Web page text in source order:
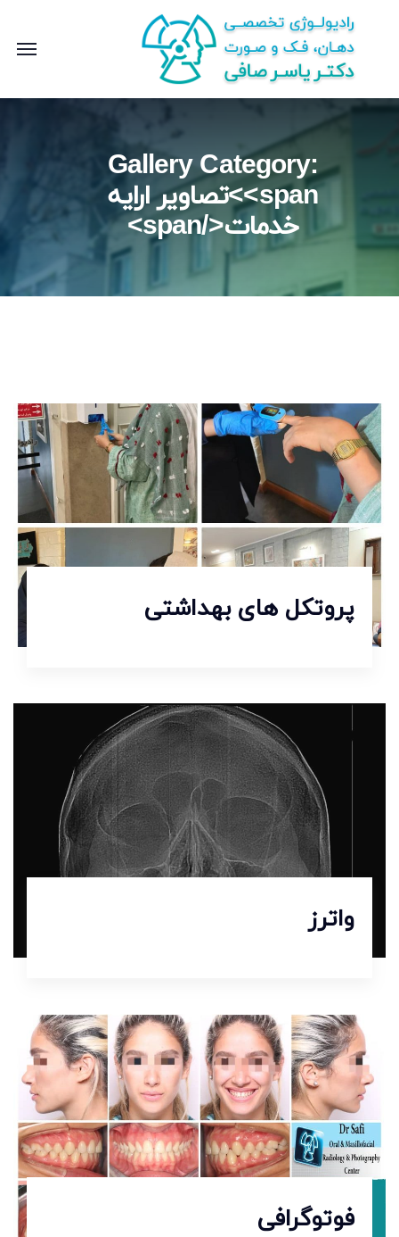
Gallery Category:
<span>تصاویر ارایه
خدمات</span>
پروتکل های بهداشتی
واترز
فوتوگرافی